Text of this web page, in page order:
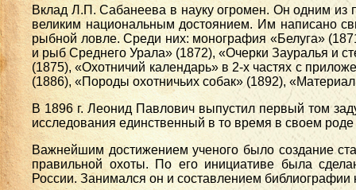
Вклад Л.П. Сабанеева в науку огромен. Он одним из
великим национальным достоянием. Им написано
рыбной ловле. Среди них: монография «Белуга»
и рыб Среднего Урала» (1872), «Очерки Зауралья и
(1875), «Охотничий календарь» в 2-х частях с
(1886), «Породы охотничьих собак» (1892),
В 1896 г. Леонид Павлович выпустил первый том
исследования единственный в то время в своем роде
Важнейшим достижением ученого было создание
правильной охоты. По его инициативе была
России. Занимался он и составлением библиографии